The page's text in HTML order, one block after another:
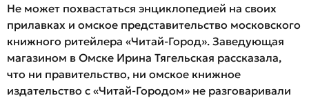
Не может похвастаться энциклопедией на своих
прилавках и омское представительство московского
книжного ритейлера «Читай-Город». Заведующая
магазином в Омске Ирина Тягельская рассказала,
что ни правительство, ни омское книжное
издательство с «Читай-Городом» не разговаривали